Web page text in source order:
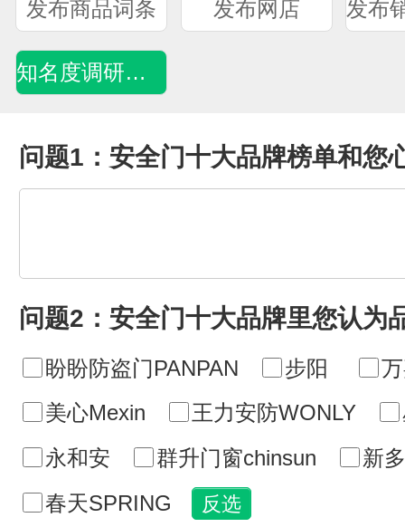
发布商品词条 发布网店
知名度调研问卷
问题1：安全门十大品牌榜单和您
问题2：安全门十大品牌里您认为
盼盼防盗门PANPAN 步阳
美心Mexin
王力安防WONLY
永和安
群升门窗chinsun
新
春天SPRING